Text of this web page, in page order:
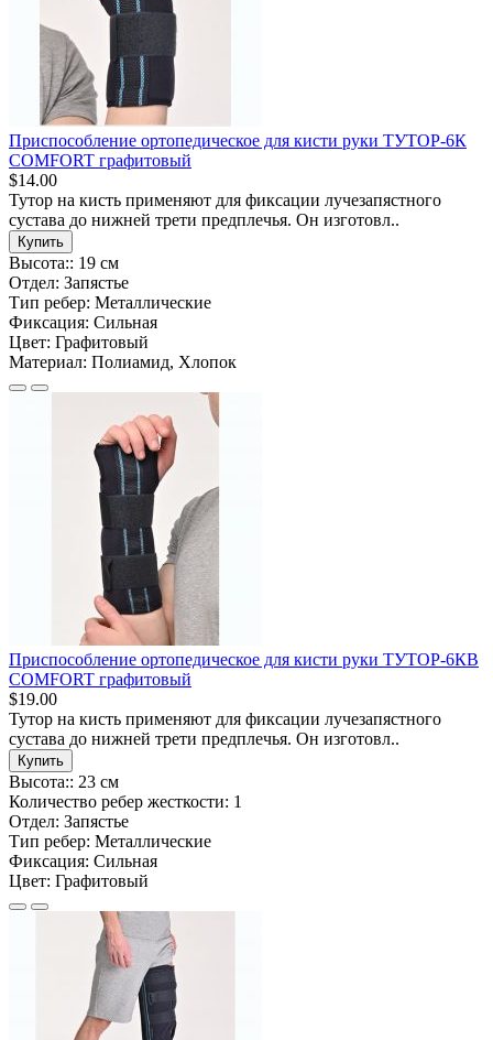
Приспособление ортопедическое для кисти руки ТУТОР-6К
COMFORT графитовый
$14.00
Тутор на кисть применяют для фиксации лучезапястного
сустава до нижней трети предплечья. Он изготовл..
Купить
Высота:: 19 см
Отдел: Запястье
Тип ребер: Металлические
Фиксация: Сильная
Цвет: Графитовый
Материал: Полиамид, Хлопок
Приспособление ортопедическое для кисти руки ТУТОР-6КВ
COMFORT графитовый
$19.00
Тутор на кисть применяют для фиксации лучезапястного
сустава до нижней трети предплечья. Он изготовл..
Купить
Высота:: 23 см
Количество ребер жесткости: 1
Отдел: Запястье
Тип ребер: Металлические
Фиксация: Сильная
Цвет: Графитовый